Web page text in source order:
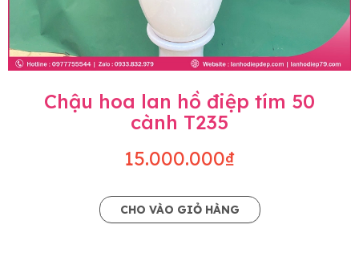
Chậu hoa lan hồ điệp tím 50
cành T235
15.000.000₫
CHO VÀO GIỎ HÀNG